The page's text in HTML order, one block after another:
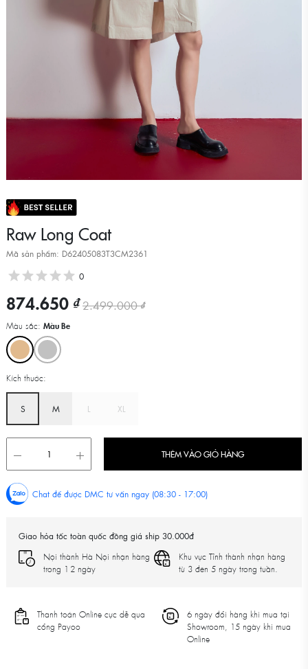
Raw Long Coat
Mã sản phẩm: D62405083T3CM2361
0
874.650 ₫2.499.000 ₫
Màu sắc: Màu Be
Kích thước:
S M L XL
THÊM VÀO GIỎ HÀNG
Chat để được DMC tư vấn ngay (08:30 - 17:00)
Giao hỏa tốc toàn quốc đồng giá ship 30.000đ
Nội thành Hà Nội nhận hàng
trong 1-2 ngày
Khu vực Tỉnh thành nhận hàng
từ 3 đên 5 ngày trong tuần.
Thanh toán Online cực dễ qua
cổng Payoo
6 ngày đổi hàng khi mua tại
Showroom, 15 ngày khi mua
Online